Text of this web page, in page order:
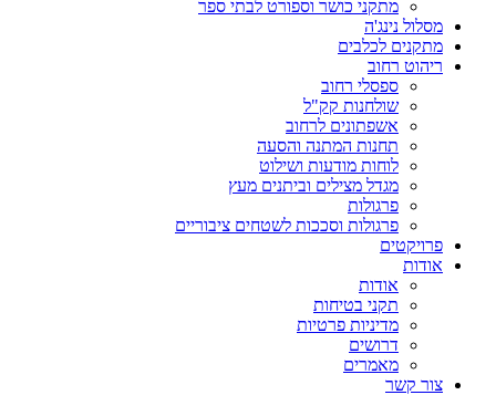
מתקני כושר וספורט לבתי ספר
מסלול נינג'ה
מתקנים לכלבים
ריהוט רחוב
ספסלי רחוב
שולחנות קק"ל
אשפתונים לרחוב
תחנות המתנה והסעה
לוחות מודעות ושילוט
מגדל מצילים וביתנים מעץ
פרגולות
פרגולות וסככות לשטחים ציבוריים
פרויקטים
אודות
אודות
תקני בטיחות
מדיניות פרטיות
דרושים
מאמרים
צור קשר